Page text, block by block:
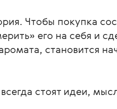
Чтобы покупка
его на себя и
становится
стоят идеи,